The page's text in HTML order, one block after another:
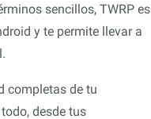
sencillos, TWRP es
y te permite llevar a
completas de tu
desde tus